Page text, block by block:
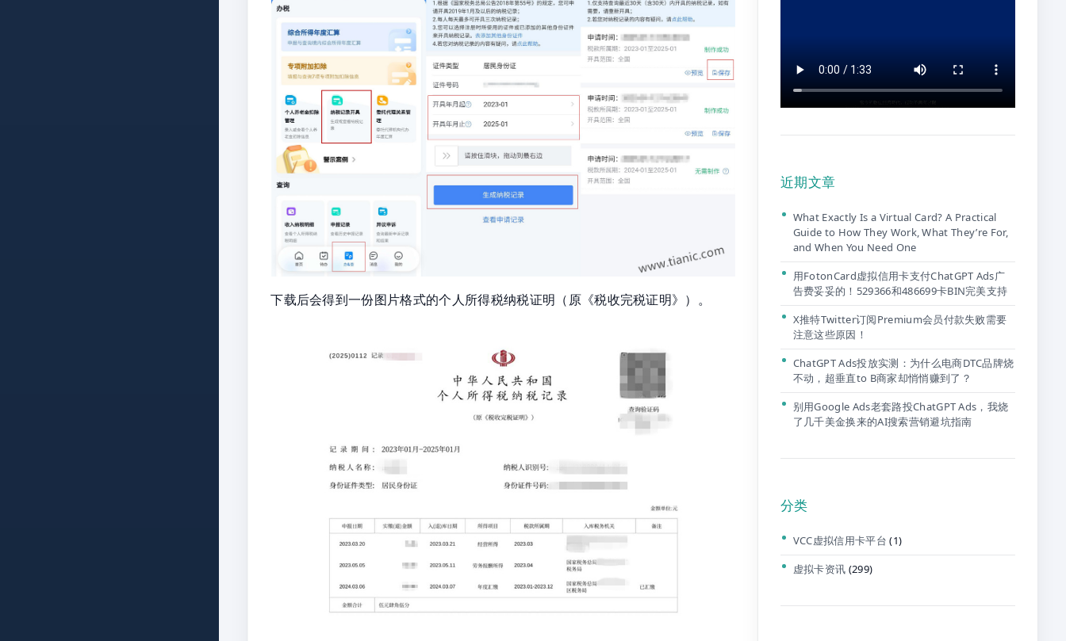
下载后会得到一份图片格式的个人所得税纳税证明（原《税收完税证明》）。
近期文章
What Exactly Is a Virtual Card? A Practical
Guide to How They Work, What They’re For,
and When You Need One
用FotonCard虚拟信用卡支付ChatGPT Ads广
告费妥妥的！529366和486699卡BIN完美支持
X推特Twitter订阅Premium会员付款失败需要
注意这些原因！
ChatGPT Ads投放实测：为什么电商DTC品牌烧
不动，超垂直to B商家却悄悄赚到了？
别用Google Ads老套路投ChatGPT Ads，我烧
了几千美金换来的AI搜索营销避坑指南
分类
VCC虚拟信用卡平台 (1)
虚拟卡资讯 (299)